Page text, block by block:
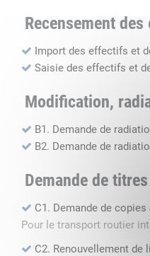
Recensement
Import des effectifs et
Saisie des effectifs et
Modification,
B1. Demande de
B2. Demande de
Demande de
C1. Demande de
Pour le transport routier
C2. Renouvellement de